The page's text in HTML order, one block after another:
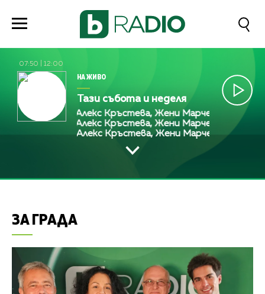
07:50 12:00
НА ЖИВО
Тази събота и неделя
Алекс Кръстева, Жени Марчева и Диана
Алекс Кръстева, Жени Марчева и Диана
Алекс Кръстева, Жени Марчева и Диана
ЗА ГРАДА